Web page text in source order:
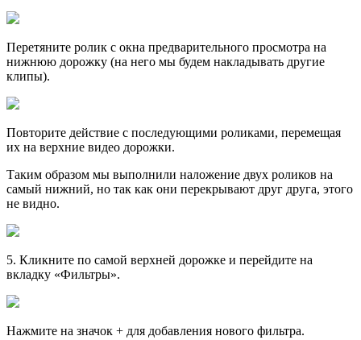
Перетяните ролик с окна предварительного просмотра на
нижнюю дорожку (на него мы будем накладывать другие
клипы).
Повторите действие с последующими роликами, перемещая
их на верхние видео дорожки.
Таким образом мы выполнили наложение двух роликов на
самый нижний, но так как они перекрывают друг друга, этого
не видно.
5. Кликните по самой верхней дорожке и перейдите на
вкладку «Фильтры».
Нажмите на значок + для добавления нового фильтра.